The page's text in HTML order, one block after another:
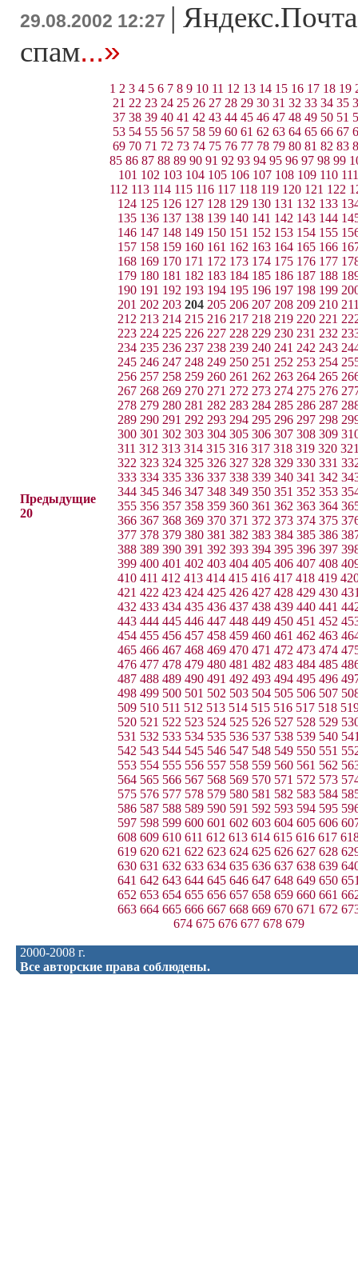
29.08.2002 12:27 |
спам...»
Предыдущие
20
1 2 3 4 5 6 7 8 9 10 11 12 13 14 15 16 17 18 19
21 22 23 24 25 26 27 28 29 30 31 32 33 34 35
37 38 39 40 41 42 43 44 45 46 47 48 49 50 51
53 54 55 56 57 58 59 60 61 62 63 64 65 66 67
69 70 71 72 73 74 75 76 77 78 79 80 81 82 83
85 86 87 88 89 90 91 92 93 94 95 96 97 98 99
101 102 103 104 105 106 107 108 109 110 111
112 113 114 115 116 117 118 119 120 121 122
124 125 126 127 128 129 130 131 132 133
135 136 137 138 139 140 141 142 143 144
146 147 148 149 150 151 152 153 154 155
157 158 159 160 161 162 163 164 165 166
168 169 170 171 172 173 174 175 176 177
179 180 181 182 183 184 185 186 187 188
190 191 192 193 194 195 196 197 198 199
201 202 203 204 205 206 207 208 209 210
212 213 214 215 216 217 218 219 220 221
223 224 225 226 227 228 229 230 231 232
234 235 236 237 238 239 240 241 242 243
245 246 247 248 249 250 251 252 253 254
256 257 258 259 260 261 262 263 264 265
267 268 269 270 271 272 273 274 275 276
278 279 280 281 282 283 284 285 286 287
289 290 291 292 293 294 295 296 297 298
300 301 302 303 304 305 306 307 308 309
311 312 313 314 315 316 317 318 319 320
322 323 324 325 326 327 328 329 330 331
333 334 335 336 337 338 339 340 341 342
344 345 346 347 348 349 350 351 352 353
355 356 357 358 359 360 361 362 363 364
366 367 368 369 370 371 372 373 374 375
377 378 379 380 381 382 383 384 385 386
388 389 390 391 392 393 394 395 396 397
399 400 401 402 403 404 405 406 407 408
410 411 412 413 414 415 416 417 418 419
421 422 423 424 425 426 427 428 429 430
432 433 434 435 436 437 438 439 440 441
443 444 445 446 447 448 449 450 451 452
454 455 456 457 458 459 460 461 462 463
465 466 467 468 469 470 471 472 473 474
476 477 478 479 480 481 482 483 484 485
487 488 489 490 491 492 493 494 495 496
498 499 500 501 502 503 504 505 506 507
509 510 511 512 513 514 515 516 517 518
520 521 522 523 524 525 526 527 528 529
531 532 533 534 535 536 537 538 539 540
542 543 544 545 546 547 548 549 550 551
553 554 555 556 557 558 559 560 561 562
564 565 566 567 568 569 570 571 572 573
575 576 577 578 579 580 581 582 583 584
586 587 588 589 590 591 592 593 594 595
597 598 599 600 601 602 603 604 605 606
608 609 610 611 612 613 614 615 616 617
619 620 621 622 623 624 625 626 627 628
630 631 632 633 634 635 636 637 638 639
641 642 643 644 645 646 647 648 649 650
652 653 654 655 656 657 658 659 660 661
663 664 665 666 667 668 669 670 671 672
674 675 676 677 678 679
2000-2008 г.
Все авторские права соблюдены.